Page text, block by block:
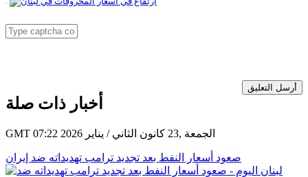
أرسل التعليق
أخبار ذات صلة
GMT 07:22 2026 الجمعة ,23 كانون الثاني / يناير
صعود أسعار النفط بعد تجديد ترامب تهديداته ضد إيران